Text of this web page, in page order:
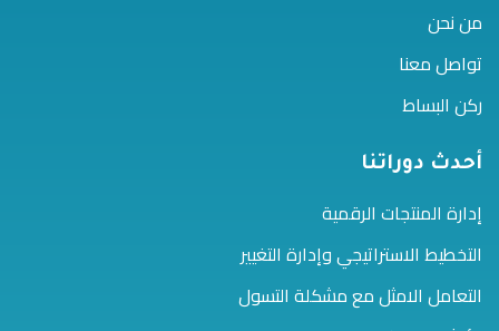
من نحن
تواصل معنا
ركن البساط
أحدث دوراتنا
إدارة المنتجات الرقمية
التخطيط الاستراتيجي وإدارة التغيير
التعامل الامثل مع مشكلة التسول